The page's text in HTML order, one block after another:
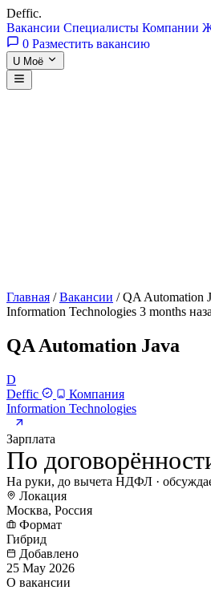
Deffic.
Вакансии Специалисты Компании
0 Разместить вакансию
U Моё
Главная / Вакансии / QA Automation
Information Technologies 3 months
QA Automation Java
D
Deffic
Компания
Information Technologies
Зарплата
По
На руки, до вычета НДФЛ ·
Локация
Москва, Россия
Формат
Гибрид
Добавлено
25 May 2026
О вакансии